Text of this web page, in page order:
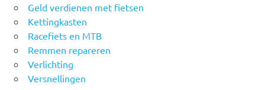
Geld verdienen met fietsen
Kettingkasten
Racefiets en MTB
Remmen repareren
Verlichting
Versnellingen